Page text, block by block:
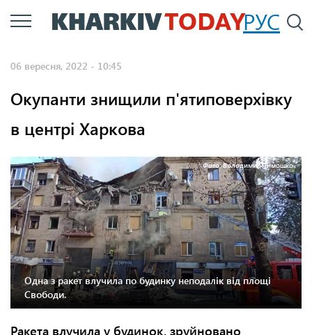
Перейти
до
РУС
06 вересня, 2022 - 10:45
Окупанти знищили п'ятиповерхівку
в центрі Харкова
Фото: Володимир Тимошко.
Одна з ракет влучила по будинку неподалік від площі
Свободи.
Ракета влучила у будинок, зруйновано